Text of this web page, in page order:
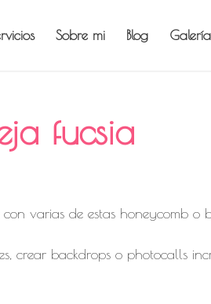
Sobre mi Blog Galería
fucsia
varias de estas honeycomb o
crear backdrops o photocalls